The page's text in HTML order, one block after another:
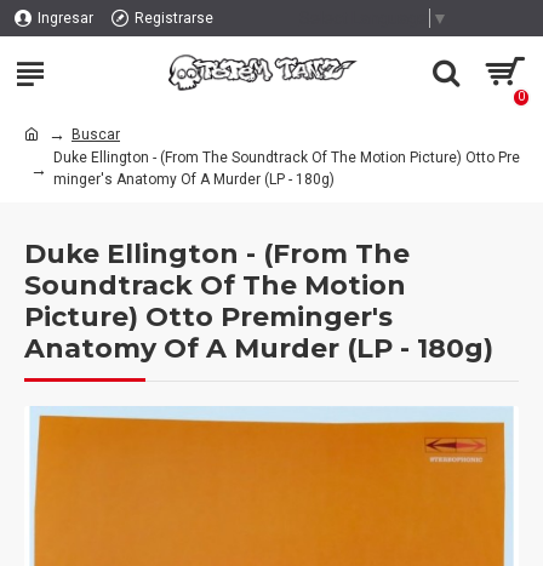
Ingresar Registrarse ▼
0
Buscar
Duke Ellington - (From The Soundtrack Of The Motion Picture) Otto Pre
minger's Anatomy Of A Murder (LP - 180g)
Duke Ellington - (From The
Soundtrack Of The Motion
Picture) Otto Preminger's
Anatomy Of A Murder (LP - 180g)